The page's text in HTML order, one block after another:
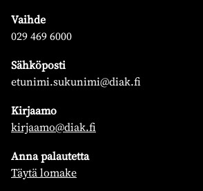
Vaihde
029 469 6000
Sähköposti
etunimi.sukunimi@diak.fi
Kirjaamo
kirjaamo@diak.fi
Anna palautetta
Täytä lomake